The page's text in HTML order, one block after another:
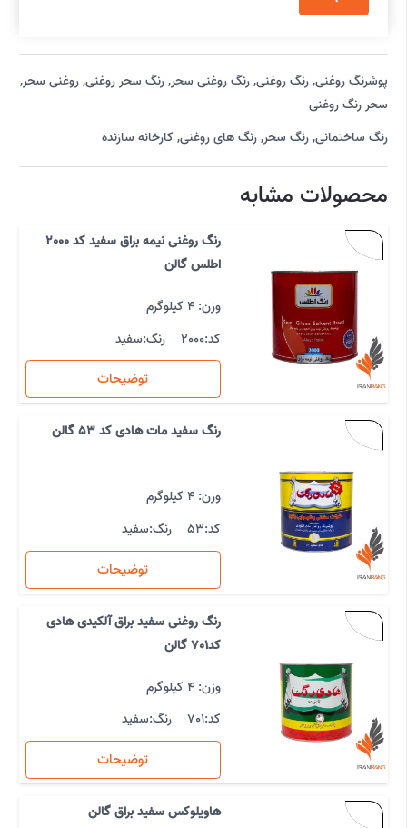
پوشرنگ روغنی,رنگ روغنی,رنگ روغنی سحر,رنگ سحر روغنی,روغنی سحر,
سحر رنگ روغنی
رنگ ساختمانی,رنگ سحر,رنگ های روغنی, کارخانه سازنده
محصولات مشابه
رنگ روغنی نیمه براق سفید کد 2000
اطلس گالن
وزن: 4 کیلوگرم
کد:2000 رنگ:سفید
توضیحات
رنگ سفید مات هادی کد 53 گالن
وزن: 4 کیلوگرم
کد:53 رنگ:سفید
توضیحات
رنگ روغنی سفید براق آلکیدی هادی
کد701 گالن
وزن: 4 کیلوگرم
کد:701 رنگ:سفید
توضیحات
هاویلوکس سفید براق گالن